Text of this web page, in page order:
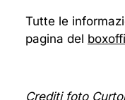
Tutte le
pagina del
Crediti foto